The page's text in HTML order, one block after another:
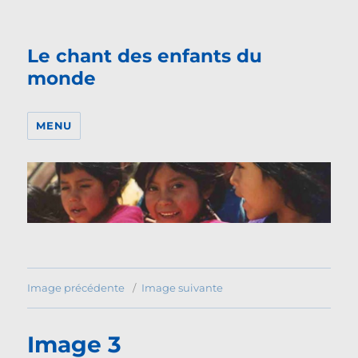
Le chant des enfants du
monde
MENU
Image précédente Image suivante
Image 3